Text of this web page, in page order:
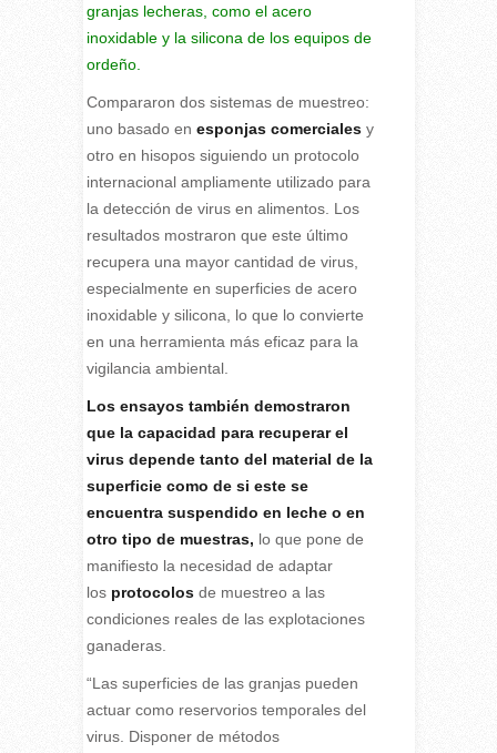
granjas lecheras, como el acero
inoxidable y la silicona de los equipos de
ordeño.
Compararon dos sistemas de muestreo:
uno basado en esponjas comercialesy
otro en hisopos siguiendo un protocolo
internacional ampliamente utilizado para
la detección de virus en alimentos. Los
resultados mostraron que este último
recupera una mayor cantidad de virus,
especialmente en superficies de acero
inoxidable y silicona, lo que lo convierte
en una herramienta más eficaz para la
vigilancia ambiental.
Los ensayos también demostraron
que la capacidad para recuperar el
virus depende tanto del material de la
superficie como de si este se
encuentra suspendido en leche o en
otro tipo de muestras, lo que pone de
manifiesto la necesidad de adaptar
los protocolosde muestreo a las
condiciones reales de las explotaciones
ganaderas.
“Las superficies de las granjas pueden
actuar como reservorios temporales del
virus. Disponer de métodos